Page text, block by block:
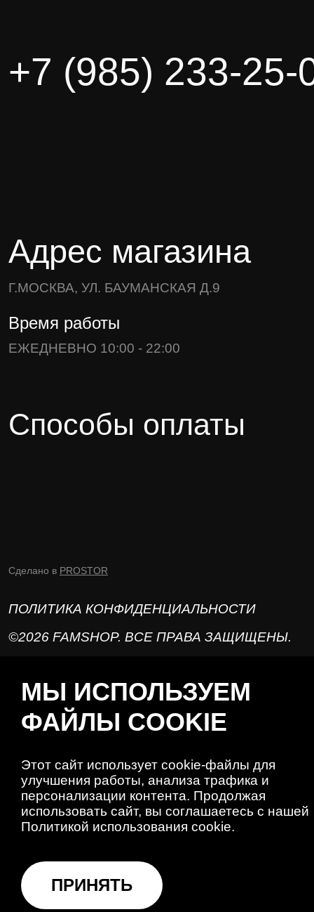
+7 (985) 233-25-
Адрес магазина
Г.МОСКВА, УЛ. БАУМАНСКАЯ Д.9
Время работы
ЕЖЕДНЕВНО 10:00 - 22:00
Способы оплаты
Сделано в PROSTOR
ПОЛИТИКА КОНФИДЕНЦИАЛЬНОСТИ
©2026 FAMSHOP. ВСЕ ПРАВА ЗАЩИЩЕНЫ.
МЫ ИСПОЛЬЗУЕМ
ФАЙЛЫ COOKIE
Этот сайт использует cookie-файлы для
улучшения работы, анализа трафика и
персонализации контента. Продолжая
использовать сайт, вы соглашаетесь с нашей
Политикой использования cookie.
ПРИНЯТЬ